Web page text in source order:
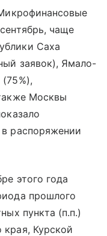
чаще
Саха
заявок), Ямало-
Москвы
распоряжении
этого года
прошлого
пункта (п.п.)
края, Курской